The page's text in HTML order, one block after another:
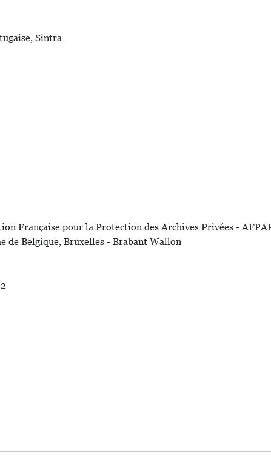
Sintra
Française pour la Protection des Archives Privées -
de Belgique, Bruxelles - Brabant Wallon